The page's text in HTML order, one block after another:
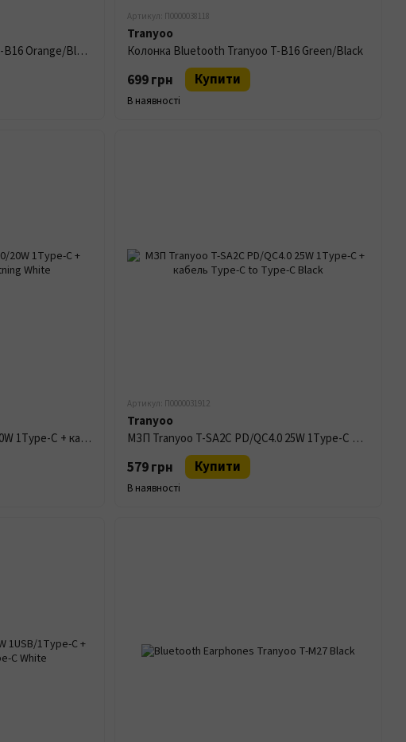
Колонка Bluetooth Tranyoo T-B16 Orange/Black
Артикул: П0000038118
Tranyoo
Колонка Bluetooth Tranyoo T-B16 Green/Black
699 грн Купити
В наявності
МЗП Tranyoo T-AP2L QC 4.0/20W 1Type-C + кабель Type-C to Lightning White
Артикул: П0000031912
Tranyoo
МЗП Tranyoo T-SA2C PD/QC4.0 25W 1Type-C + кабель Type-C to Type-C Black
579 грн Купити
В наявності